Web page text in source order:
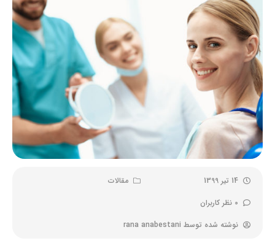
14 تیر 1399
مقالات
0 نظر کاربران
نوشته شده توسط rana anabestani